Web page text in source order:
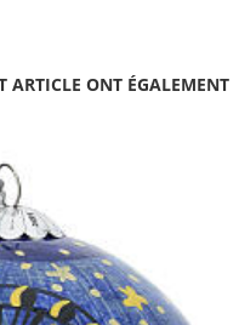
ARTICLE ONT ÉGALEMENT